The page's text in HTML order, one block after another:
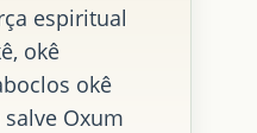
espiritual
okê
okê
salve Oxum